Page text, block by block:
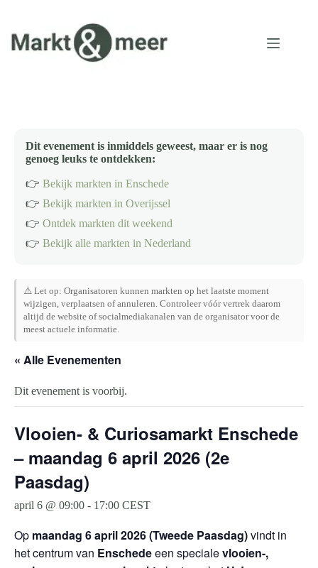
inhoud
Dit evenement is inmiddels geweest, maar er is nog
genoeg leuks te ontdekken:
👉 Bekijk markten in Enschede
👉 Bekijk markten in Overijssel
👉 Ontdek markten dit weekend
👉 Bekijk alle markten in Nederland
⚠️ Let op: Organisatoren kunnen markten op het laatste moment
wijzigen, verplaatsen of annuleren. Controleer vóór vertrek daarom
altijd de website of socialmediakanalen van de organisator voor de
meest actuele informatie.
« Alle Evenementen
Dit evenement is voorbij.
Vlooien- & Curiosamarkt Enschede
– maandag 6 april 2026 (2e
Paasdag)
april 6 @ 09:00 - 17:00 CEST
Op maandag 6 april 2026 (Tweede Paasdag)vindt in
het centrum van Enschedeeen specialevlooien-,